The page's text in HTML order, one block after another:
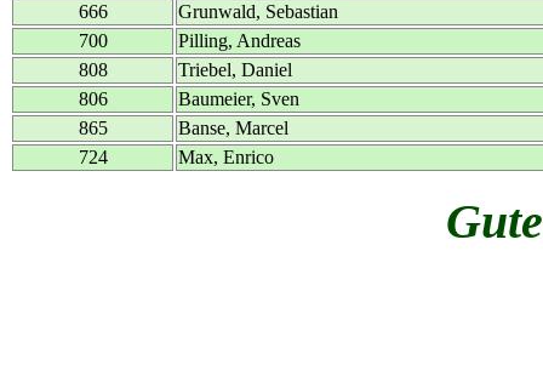
666
Grunwald, Sebastian
700
Pilling, Andreas
808
Triebel, Daniel
806
Baumeier, Sven
865
Banse, Marcel
724
Max, Enrico